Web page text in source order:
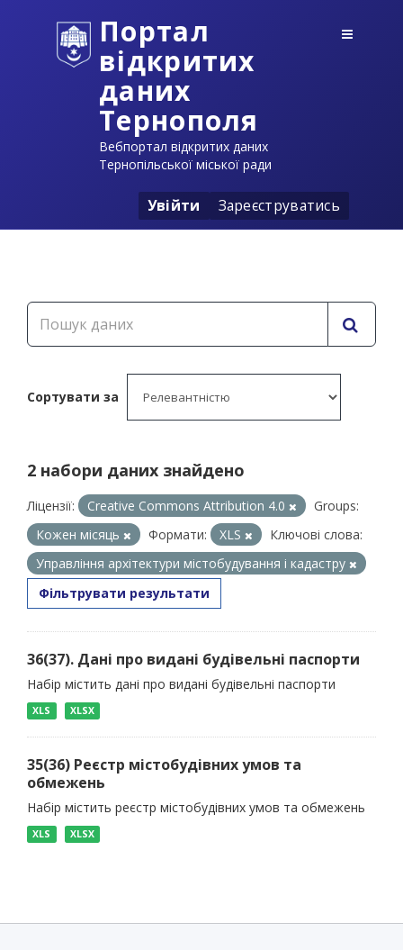
Портал
відкритих
даних
Тернополя
Вебпортал відкритих даних
Тернопільської міської ради
Увійти Зареєструватись
Сортувати за
2 набори даних знайдено
Ліцензії: Creative Commons Attribution 4.0
Groups:
Кожен місяць
Формати: XLS
Ключові слова:
Управління архітектури містобудування і кадастру
Фільтрувати результати
36(37). Дані про видані будівельні паспорти
Набір містить дані про видані будівельні паспорти
XLS XLSX
35(36) Реєстр містобудівних умов та
обмежень
Набір містить реєстр містобудівних умов та обмежень
XLS XLSX